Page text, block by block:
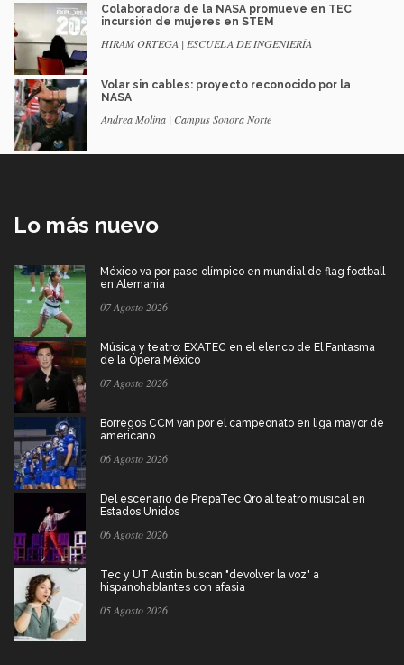
Colaboradora de la NASA promueve en TEC
incursión de mujeres en STEM
HIRAM ORTEGA | ESCUELA DE INGENIERÍA
Volar sin cables: proyecto reconocido por la
NASA
Andrea Molina | Campus Sonora Norte
Lo más nuevo
México va por pase olímpico en mundial de flag football
en Alemania
07 Agosto 2026
Música y teatro: EXATEC en el elenco de El Fantasma
de la Ópera México
07 Agosto 2026
Borregos CCM van por el campeonato en liga mayor de
americano
06 Agosto 2026
Del escenario de PrepaTec Qro al teatro musical en
Estados Unidos
06 Agosto 2026
Tec y UT Austin buscan "devolver la voz" a
hispanohablantes con afasia
05 Agosto 2026